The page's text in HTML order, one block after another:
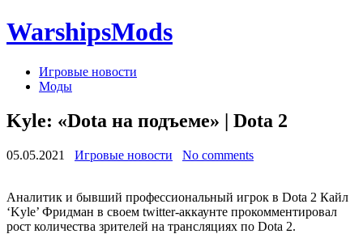
WarshipsMods
Игровые новости
Моды
Kyle: «Dota на подъеме» | Dota 2
05.05.2021 Игровые новости No comments
Аналитик и бывший профессиональный игрок в Dota 2 Кайл
‘Kyle’ Фридман в своем twitter-аккаунте прокомментировал
рост количества зрителей на трансляциях по Dota 2.